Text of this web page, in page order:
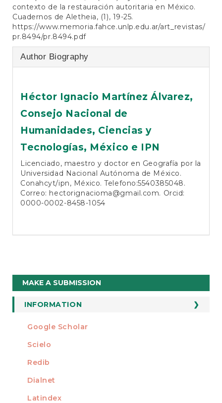
contexto de la restauración autoritaria en México.
Cuadernos de Aletheia, (1), 19-25.
https://www.memoria.fahce.unlp.edu.ar/art_revistas/
pr.8494/pr.8494.pdf
Author Biography
Héctor Ignacio Martínez Álvarez,
Consejo Nacional de
Humanidades, Ciencias y
Tecnologías, México e IPN
Licenciado, maestro y doctor en Geografía por la
Universidad Nacional Autónoma de México.
Conahcyt/ipn, México. Telefono:5540385048.
Correo: hectorignacioma@gmail.com. Orcid:
0000-0002-8458-1054
Make
a
Submission
MAKE A SUBMISSION
INFORMATION
For Readers
For Librarians
INDEXED AT
Google Scholar
Scielo
Redib
Dialnet
Latindex